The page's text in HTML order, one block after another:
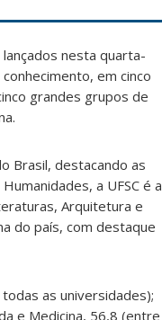
nesta quarta-
em cinco
grandes grupos de
Brasil, destacando as
a UFSC é a
Arquitetura e
do país, com destaque
as universidades);
e Medicina, 56,8 (entre